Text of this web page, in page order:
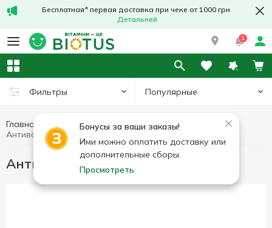
Бесплатная* первая доставка при чеке от 1000 грн
Детальней
1
Фильтры Популярные
Бонусы за ваши заказы!
Ими можно оплатить доставку или
дополнительные сборы.
Просмотреть
Главная Витамины по симптомам
Антивозрастные средства